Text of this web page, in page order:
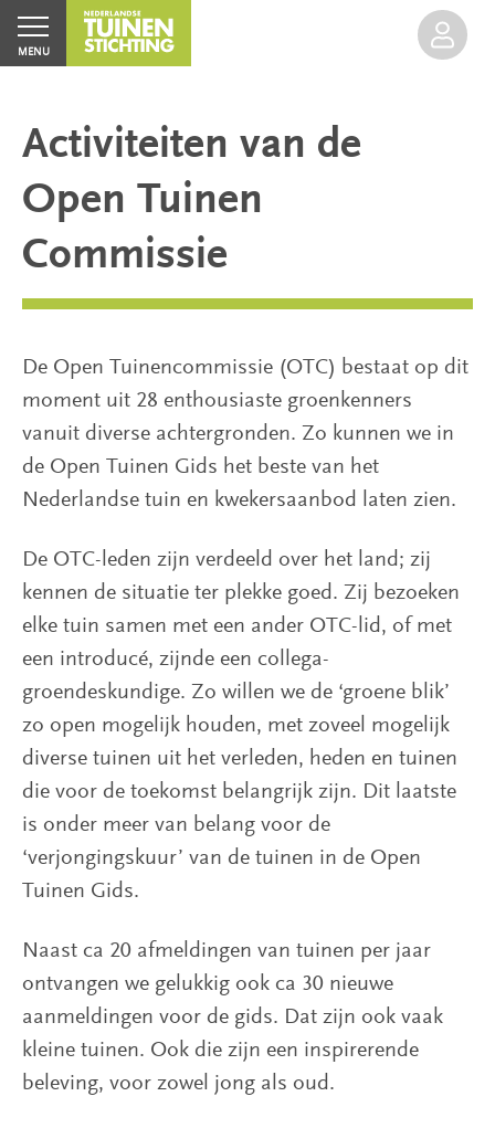
MENU
Home
Agenda
Excursies
Groen
Erfgoed
Open
Publicaties
Over
ons
Steun
Inloggen
Activiteiten van de
Open Tuinen
Commissie
De Open Tuinencommissie (OTC) bestaat op dit
moment uit 28 enthousiaste groenkenners
vanuit diverse achtergronden. Zo kunnen we in
de Open Tuinen Gids het beste van het
Nederlandse tuin en kwekersaanbod laten zien.
De OTC-leden zijn verdeeld over het land; zij
kennen de situatie ter plekke goed. Zij bezoeken
elke tuin samen met een ander OTC-lid, of met
een introducé, zijnde een collega-
groendeskundige. Zo willen we de ‘groene blik’
zo open mogelijk houden, met zoveel mogelijk
diverse tuinen uit het verleden, heden en tuinen
die voor de toekomst belangrijk zijn. Dit laatste
is onder meer van belang voor de
‘verjongingskuur’ van de tuinen in de Open
Tuinen Gids.
Naast ca 20 afmeldingen van tuinen per jaar
ontvangen we gelukkig ook ca 30 nieuwe
aanmeldingen voor de gids. Dat zijn ook vaak
kleine tuinen. Ook die zijn een inspirerende
beleving, voor zowel jong als oud.